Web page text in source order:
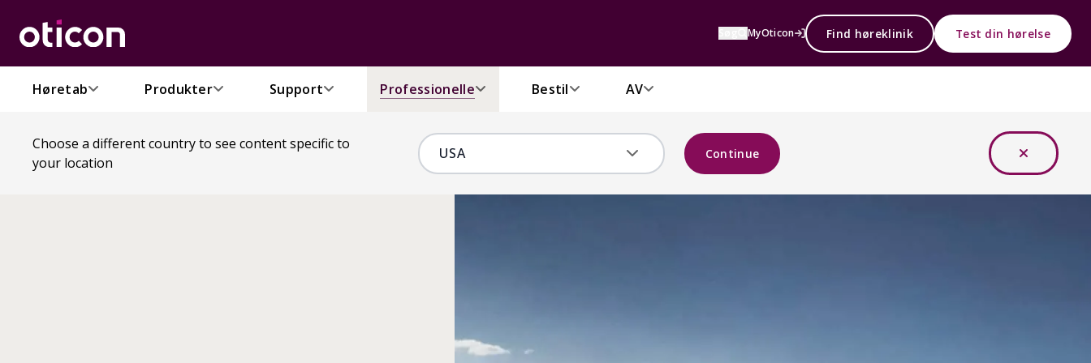
MyOticon Find høreklinik Test din hørelse
Høretab Produkter Support Professionelle Bestil AV
Choose a different country to see content specific to
your location
Continue